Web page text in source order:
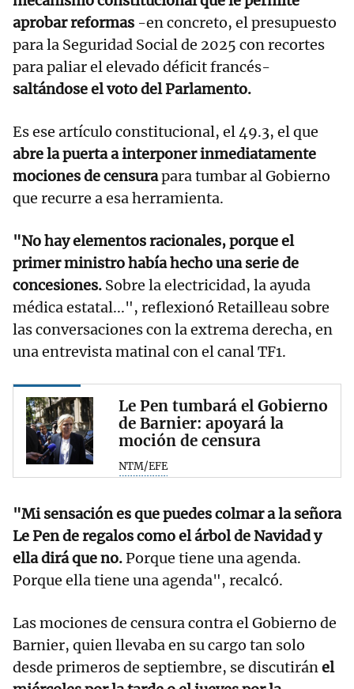
aprobar reformas -en concreto, el presupuesto
para la Seguridad Social de 2025 con recortes
para paliar el elevado déficit francés-
saltándose el voto del Parlamento.
Es ese artículo constitucional, el 49.3, el que
abre la puerta a interponer inmediatamente
mociones de censurapara tumbar al Gobierno
que recurre a esa herramienta.
"No hay elementos racionales, porque el
primer ministro había hecho una serie de
concesiones. Sobre la electricidad, la ayuda
médica estatal...", reflexionó Retailleau sobre
las conversaciones con la extrema derecha, en
una entrevista matinal con el canal TF1.
Le Pen tumbará el Gobierno
de Barnier: apoyará la
moción de censura
NTM/EFE
"Mi sensación es que puedes colmar a la señora
Le Pen de regalos como el árbol de Navidad y
ella dirá que no.Porque tiene una agenda.
Porque ella tiene una agenda", recalcó.
Las mociones de censura contra el Gobierno de
Barnier, quien llevaba en su cargo tan solo
desde primeros de septiembre, se discutiránel